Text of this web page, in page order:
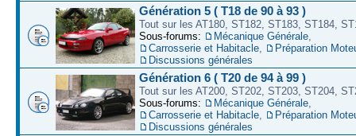
Génération 5 ( T18 de 90 à 93 )
Tout sur les AT180, ST182, ST183, ST184,
Sous-forums:
Mécanique Générale
Carrosserie et Habitacle
Préparation
Discussions générales
Génération 6 ( T20 de 94 à 99 )
Tout sur les AT200, ST202, ST203, ST204,
Sous-forums:
Mécanique Générale
Carrosserie et Habitacle
Préparation
Discussions générales